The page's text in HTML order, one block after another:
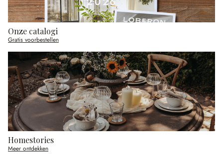
Onze catalogi
Gratis voorbestellen
Homestories
Meer ontdekken